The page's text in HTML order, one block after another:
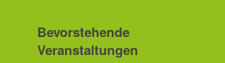
Bevorstehende
Veranstaltungen